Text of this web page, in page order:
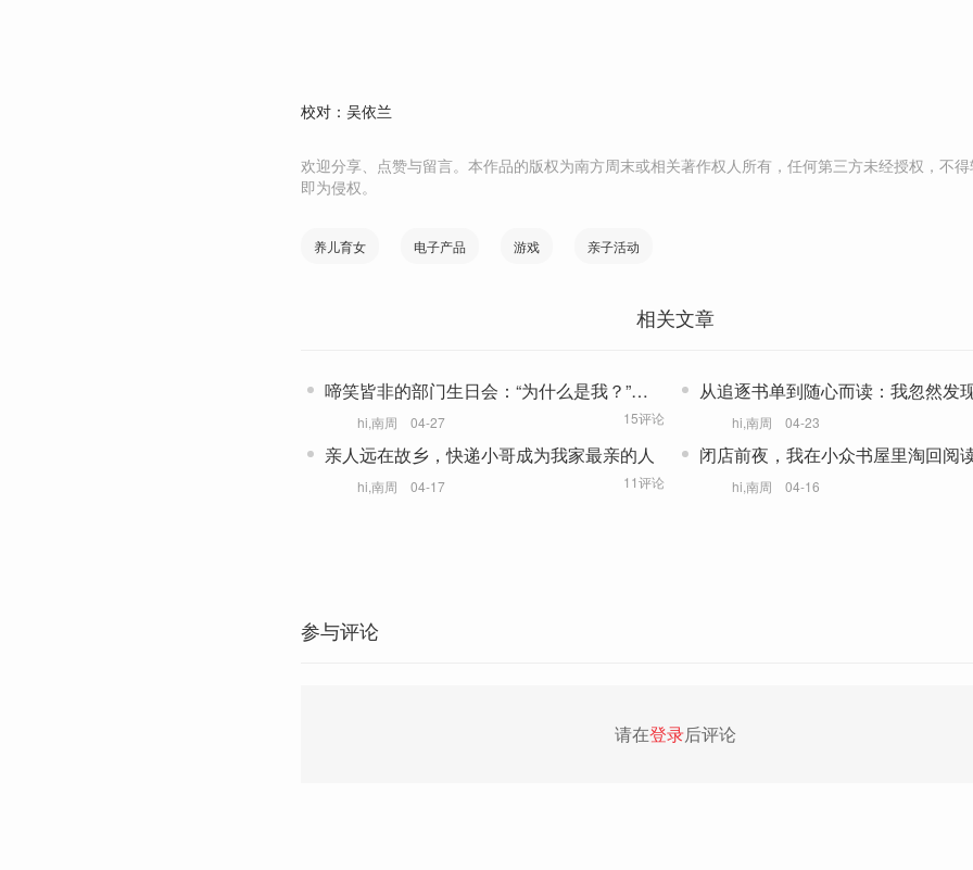
校对：吴依兰
欢迎分享、点赞与留言。本作品的版权为南方周末或相关著作权人所有，任何第三方未经授权，不
即为侵权。
养儿育女 电子产品 游戏 亲子活动
相关文章
啼笑皆非的部门生日会：“为什么是我？”丨
人在职场
hi,南周 04-27 15评论
从追逐书单到随心而读：我忽然发
一本书没那么难
hi,南周 04-23
亲人远在故乡，快递小哥成为我家最亲的人
hi,南周 04-17 11评论
闭店前夜，我在小众书屋里淘回阅
hi,南周 04-16
参与评论
请在登录后评论